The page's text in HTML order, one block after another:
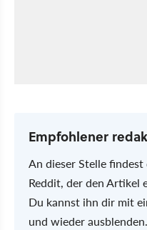
Empfohlener
An dieser Stelle
Reddit, der den Artikel
Du kannst ihn dir mit
und wieder ausblenden.